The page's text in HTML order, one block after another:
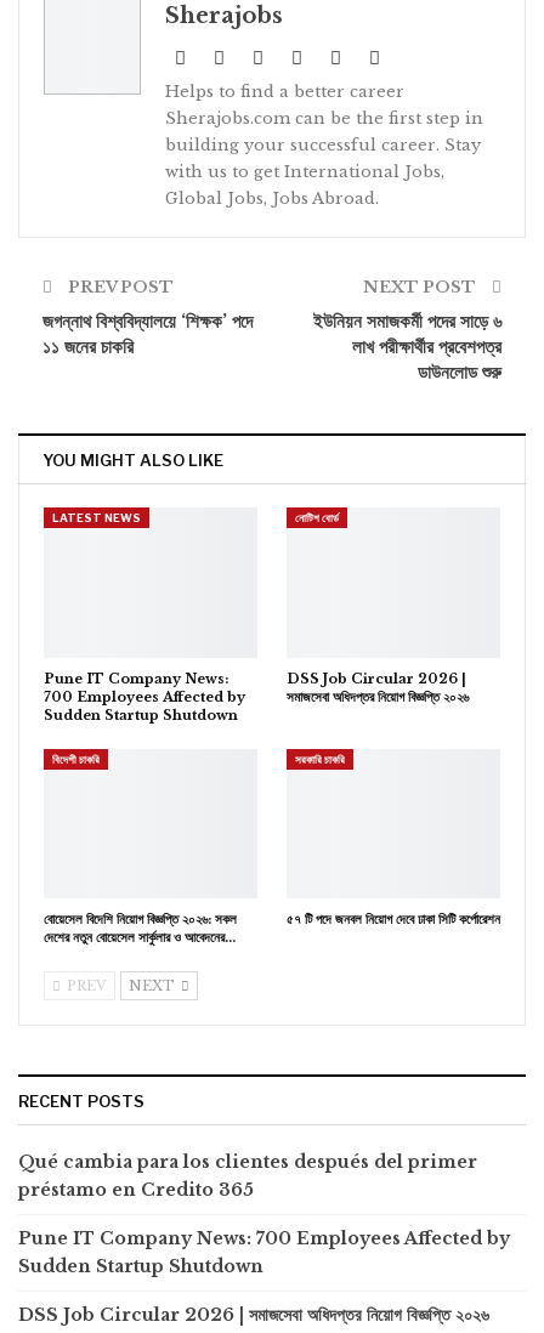
Pinterest
Sherajobs
Helps to find a better career
Sherajobs.com can be the first step in
building your successful career. Stay
with us to get International Jobs,
Global Jobs, Jobs Abroad.
PREV POST
জগন্নাথ বিশ্ববিদ্যালয়ে ‘শিক্ষক’ পদে
১১ জনের চাকরি
NEXT POST
ইউনিয়ন সমাজকর্মী পদের সাড়ে ৬
লাখ পরীক্ষার্থীর প্রবেশপত্র
ডাউনলোড শুরু
YOU MIGHT ALSO LIKE
LATEST NEWS
Pune IT Company News:
700 Employees Affected by
Sudden Startup Shutdown
নোটিশ বোর্ড
DSS Job Circular 2026 |
সমাজসেবা অধিদপ্তর নিয়োগ বিজ্ঞপ্তি ২০২৬
বিদেশী চাকরি
বোয়েসেল বিদেশি নিয়োগ বিজ্ঞপ্তি ২০২৬: সকল
দেশের নতুন বোয়েসেল সার্কুলার ও আবেদনের…
সরকারি চাকরি
৫৭ টি পদে জনবল নিয়োগ দেবে ঢাকা সিটি কর্পোরেশন
PREV NEXT
RECENT POSTS
Qué cambia para los clientes después del primer
préstamo en Credito 365
Pune IT Company News: 700 Employees Affected by
Sudden Startup Shutdown
DSS Job Circular 2026 | সমাজসেবা অধিদপ্তর নিয়োগ বিজ্ঞপ্তি ২০২৬